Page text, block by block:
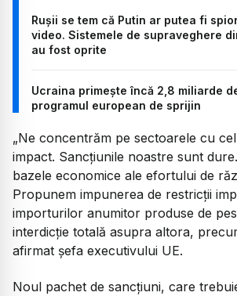
Rușii se tem că Putin ar putea fi
video. Sistemele de supraveghere
au fost oprite
Ucraina primește încă 2,8 miliarde
programul european de sprijin
„Ne concentrăm pe sectoarele cu
impact. Sancțiunile noastre sunt
bazele economice ale efortului de
Propunem impunerea de restricții
importurilor anumitor produse de
interdicție totală asupra altora,
afirmat șefa executivului UE.
Noul pachet de sancțiuni, care